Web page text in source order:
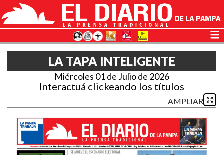
LA TAPA INTELIGENTE
Miércoles 01 de Julio de 2026
Interactuá clickeando los títulos
AMPLIAR